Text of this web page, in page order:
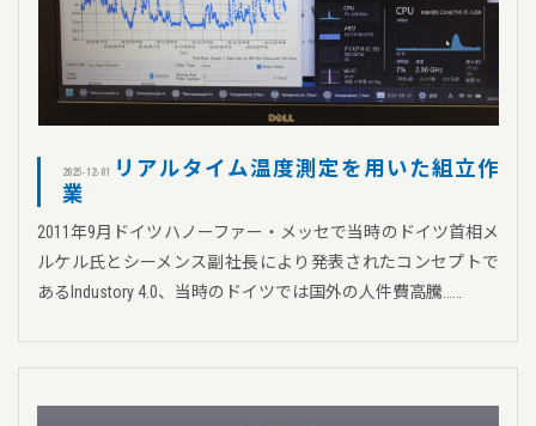
2025-12-01
リアルタイム温度測定を用いた組立作
業
2011年9月ドイツハノーファー・メッセで当時のドイツ首相メ
ルケル氏とシーメンス副社長により発表されたコンセプトで
あるIndustory 4.0、当時のドイツでは国外の人件費高騰……